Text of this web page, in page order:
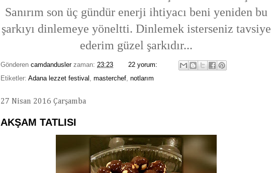
Sanırım son üç gündür enerji ihtiyacı beni yeniden bu
şarkıyı dinlemeye yöneltti. Dinlemek isterseniz tavsiye
ederim güzel şarkıdır...
Gönderen camdandusler zaman: 23:23
22 yorum:
Etiketler: Adana lezzet festival masterchef notlarım
27 Nisan 2016 Çarşamba
AKŞAM TATLISI